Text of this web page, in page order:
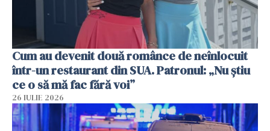
Cum au devenit două românce de neînlocuit
într-un restaurant din SUA. Patronul: „Nu știu
ce o să mă fac fără voi”
26 IULIE 2026